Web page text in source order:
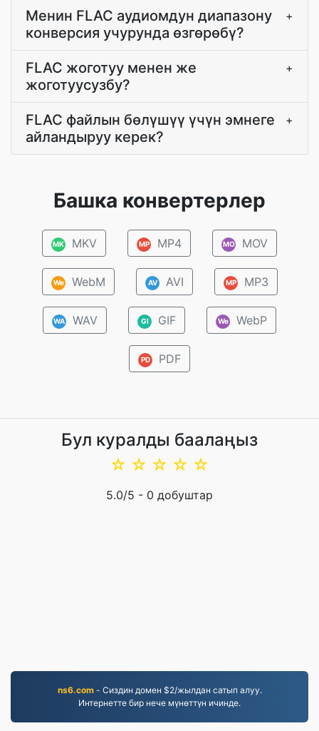
Менин FLAC аудиомдун диапазону
конверсия учурунда өзгөрөбү?
+
FLAC жоготуу менен же
жоготуусузбу?
+
FLAC файлын бөлүшүү үчүн эмнеге
айландыруу керек?
+
Башка конвертерлер
MK MKV MP MP4 MO MOV
We WebM AV AVI MP MP3
WA WAV GI GIF We WebP
PD PDF
Бул куралды баалаңыз
☆
☆
☆
☆
☆
5.0/5 - 0 добуштар
ns6.com- Сиздин домен $2/жылдан сатып алуу.
Интернетте бир нече мүнөттүн ичинде.